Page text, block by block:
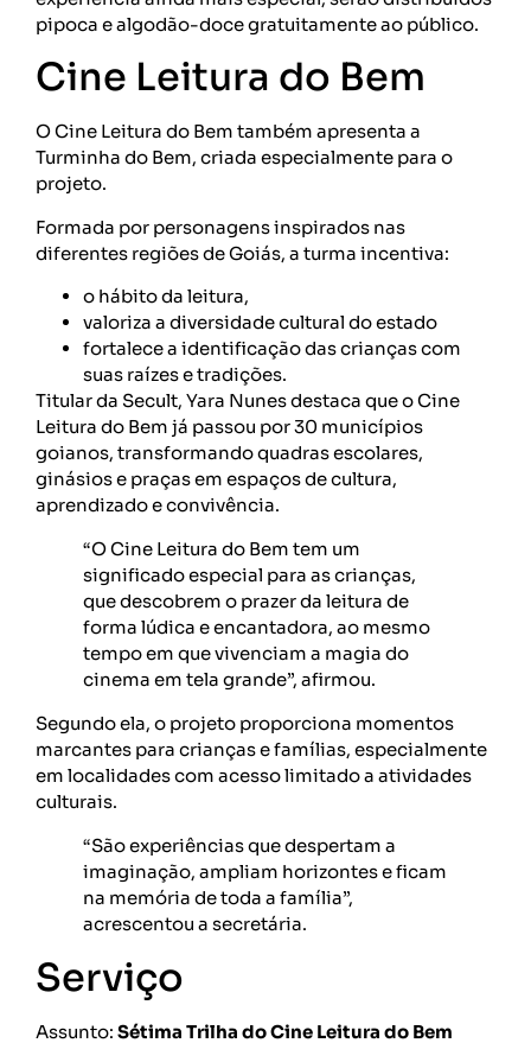
pipoca e algodão-doce gratuitamente ao público.
Cine Leitura do Bem
O Cine Leitura do Bem também apresenta a
Turminha do Bem, criada especialmente para o
projeto.
Formada por personagens inspirados nas
diferentes regiões de Goiás, a turma incentiva:
o hábito da leitura,
valoriza a diversidade cultural do estado
fortalece a identificação das crianças com
suas raízes e tradições.
Titular da Secult, Yara Nunes destaca que o Cine
Leitura do Bem já passou por 30 municípios
goianos, transformando quadras escolares,
ginásios e praças em espaços de cultura,
aprendizado e convivência.
“O Cine Leitura do Bem tem um
significado especial para as crianças,
que descobrem o prazer da leitura de
forma lúdica e encantadora, ao mesmo
tempo em que vivenciam a magia do
cinema em tela grande”, afirmou.
Segundo ela, o projeto proporciona momentos
marcantes para crianças e famílias, especialmente
em localidades com acesso limitado a atividades
culturais.
“São experiências que despertam a
imaginação, ampliam horizontes e ficam
na memória de toda a família”,
acrescentou a secretária.
Serviço
Assunto: Sétima Trilha do Cine Leitura do Bem